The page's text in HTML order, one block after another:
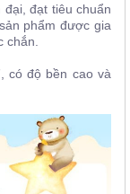
đạt tiêu chuẩn
phẩm được gia
chắn.
có độ bền cao và